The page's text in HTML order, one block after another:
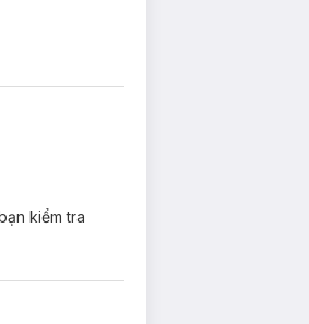
kiểm tra